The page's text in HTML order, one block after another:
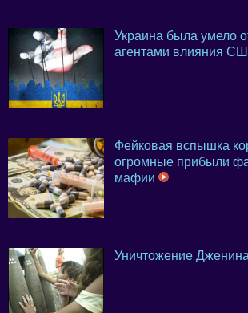
Украина была умело
агентами влияния
Фейковая вспышка
огромные прибыли
мафии
Уничтожение